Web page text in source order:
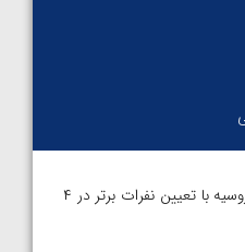
مسابقات کشتی آزاد قهرمانی روسیه با تعیین نفرات برتر در ۴